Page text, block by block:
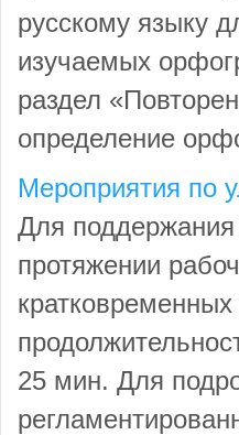
русскому языку
изучаемых
раздел
определение
Мероприятия по
Для поддержания
протяжении
25 мин. Для